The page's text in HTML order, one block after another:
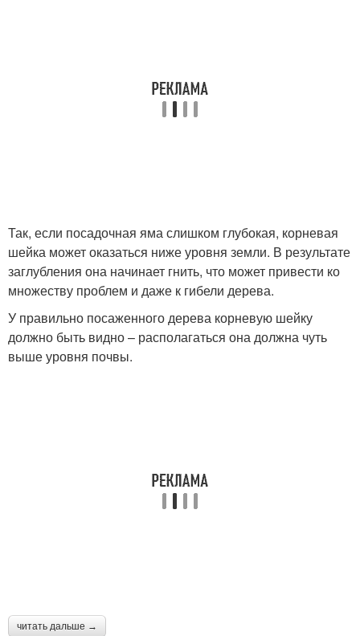
Так, если посадочная яма слишком глубокая, корневая
шейка может оказаться ниже уровня земли. В результате
заглубления она начинает гнить, что может привести ко
множеству проблем и даже к гибели дерева.
У правильно посаженного дерева корневую шейку
должно быть видно – располагаться она должна чуть
выше уровня почвы.
читать дальше →